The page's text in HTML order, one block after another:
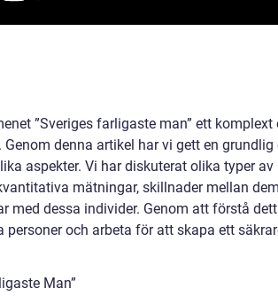
”Sveriges farligaste man” ett komplext
denna artikel har vi gett en grundlig
aspekter. Vi har diskuterat olika typer av
mätningar, skillnader mellan
med dessa individer. Genom att förstå
och arbeta för att skapa ett
Man”